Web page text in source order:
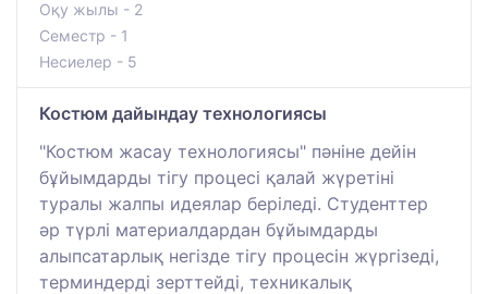
Оқу жылы - 2
Семестр - 1
Несиелер - 5
Костюм дайындау технологиясы
"Костюм жасау технологиясы" пәніне дейін
бұйымдарды тігу процесі қалай жүретіні
туралы жалпы идеялар беріледі. Студенттер
әр түрлі материалдардан бұйымдарды
алыпсатарлық негізде тігу процесін жүргізеді,
терминдерді зерттейді, техникалық